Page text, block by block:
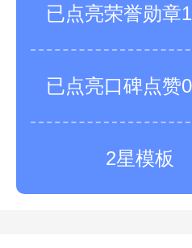
已点亮荣誉勋章
已点亮口碑点赞
2星模板